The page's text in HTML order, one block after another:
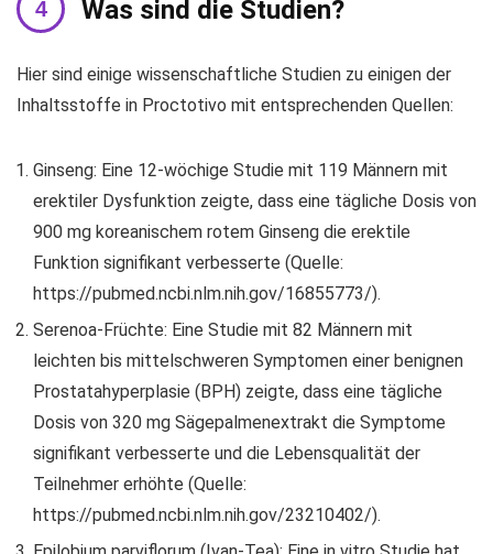
Was sind die Studien?
Hier sind einige wissenschaftliche Studien zu einigen der
Inhaltsstoffe in Proctotivo mit entsprechenden Quellen:
Ginseng: Eine 12-wöchige Studie mit 119 Männern mit
erektiler Dysfunktion zeigte, dass eine tägliche Dosis von
900 mg koreanischem rotem Ginseng die erektile
Funktion signifikant verbesserte (Quelle:
https://pubmed.ncbi.nlm.nih.gov/16855773/).
Serenoa-Früchte: Eine Studie mit 82 Männern mit
leichten bis mittelschweren Symptomen einer benignen
Prostatahyperplasie (BPH) zeigte, dass eine tägliche
Dosis von 320 mg Sägepalmenextrakt die Symptome
signifikant verbesserte und die Lebensqualität der
Teilnehmer erhöhte (Quelle:
https://pubmed.ncbi.nlm.nih.gov/23210402/).